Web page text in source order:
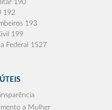
190
192
193
199
Federal 1527
a Mulher